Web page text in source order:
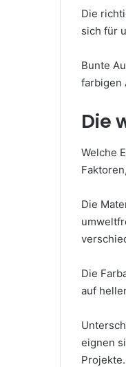
Die
sich für
Bunte
farbigen
Die
Welche
Die
Die
auf
eignen
Projekte.